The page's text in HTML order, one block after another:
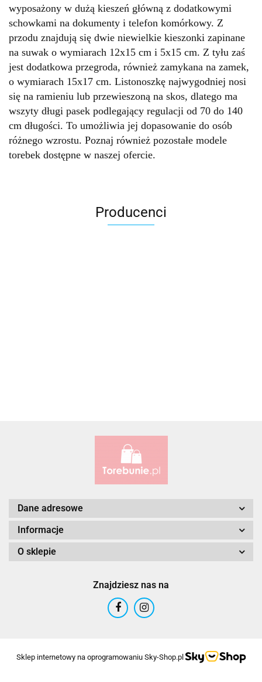
wyposażony w dużą kieszeń główną z dodatkowymi
schowkami na dokumenty i telefon komórkowy. Z
przodu znajdują się dwie niewielkie kieszonki zapinane
na suwak o wymiarach 12x15 cm i 5x15 cm. Z tyłu zaś
jest dodatkowa przegroda, również zamykana na zamek,
o wymiarach 15x17 cm. Listonoszkę najwygodniej nosi
się na ramieniu lub przewieszoną na skos, dlatego ma
wszyty długi pasek podlegający regulacji od 70 do 140
cm długości. To umożliwia jej dopasowanie do osób
różnego wzrostu. Poznaj również pozostałe modele
torebek dostępne w naszej ofercie.
Producenci
Alessandro Paoli
Dane adresowe
Informacje
O sklepie
Znajdziesz nas na
Sklep internetowy na oprogramowaniu Sky-Shop.pl